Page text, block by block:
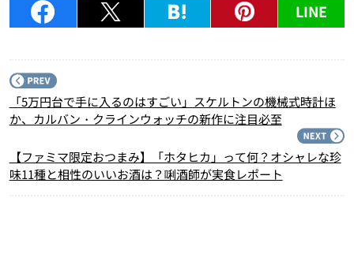
LINE
「5万円台で手に入るのはすごい」スケルトンの機械式時計ほ
か、カルバン・クラインウォッチの新作に注目必至
【ファミマ限定おつまみ】「ホタヒカ」って何？オシャレな珍
味11種と相性のいいお酒は？唎酒師が実食レポート